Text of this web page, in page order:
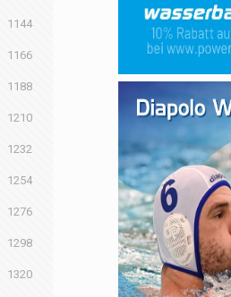
1144
1166
1188
1210
1232
1254
1276
1298
1320